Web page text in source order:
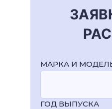
МАРКА И
ГОД ВЫПУСКА